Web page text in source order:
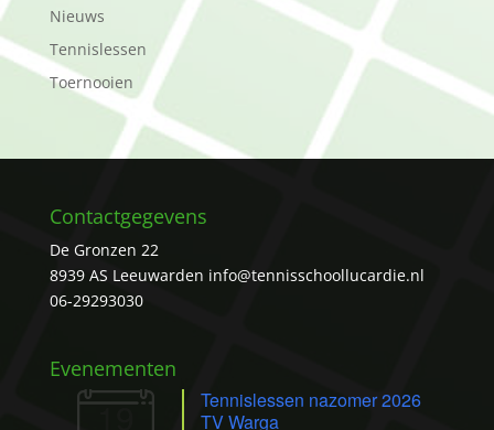
Nieuws
Tennislessen
Toernooien
Contactgegevens
De Gronzen 22
8939 AS Leeuwarden info@tennisschoollucardie.nl
06-29293030
Evenementen
19
Tennislessen nazomer 2026
TV Warga